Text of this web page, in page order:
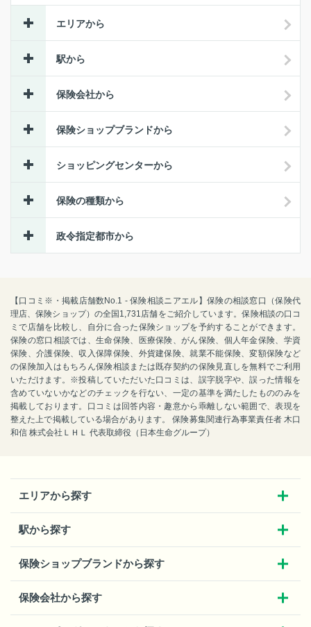
エリアから
駅から
保険会社から
保険ショップブランドから
ショッピングセンターから
保険の種類から
政令指定都市から
【口コミ※・掲載店舗数No.1 - 保険相談ニアエル】保険の相談窓口（保険代
理店、保険ショップ）の全国1,731店舗をご紹介しています。保険相談の口コ
ミで店舗を比較し、自分に合った保険ショップを予約することができます。
保険の窓口相談では、生命保険、医療保険、がん保険、個人年金保険、学資
保険、介護保険、収入保障保険、外貨建保険、就業不能保険、変額保険など
の保険加入はもちろん保険相談または既存契約の保険見直しを無料でご利用
いただけます。※投稿していただいた口コミは、誤字脱字や、誤った情報を
含めていないかなどのチェックを行ない、一定の基準を満たしたもののみを
掲載しております。口コミは回答内容・趣意から乖離しない範囲で、表現を
整えた上で掲載している場合があります。 保険募集関連行為事業責任者 木口
和信 株式会社ＬＨＬ 代表取締役（日本生命グループ）
エリアから探す
駅から探す
保険ショップブランドから探す
保険会社から探す